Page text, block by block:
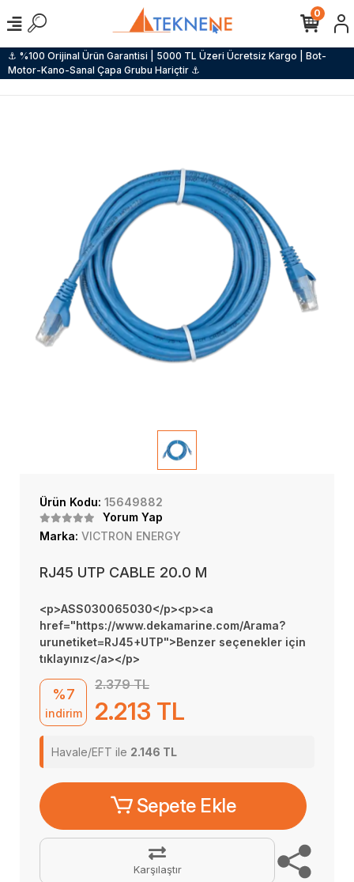
⚓ %100 Orijinal Ürün Garantisi | 5000 TL Üzeri Ücretsiz Kargo | Bot-
Motor-Kano-Sanal Çapa Grubu Hariçtir ⚓
0
Ürün Kodu: 15649882
Yorum Yap
Marka: VICTRON ENERGY
RJ45 UTP CABLE 20.0 M
<p>ASS030065030</p><p><a
href="https://www.dekamarine.com/Arama?
urunetiket=RJ45+UTP">Benzer seçenekler için
tıklayınız</a></p>
%7
indirim
2.379 TL
2.213 TL
Havale/EFT ile 2.146 TL
Sepete Ekle
Karşılaştır